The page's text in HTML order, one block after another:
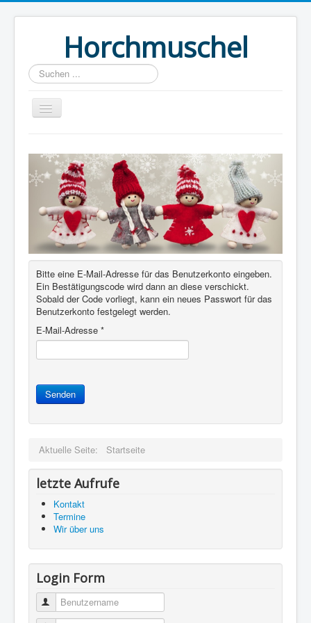
Horchmuschel
Suchen
...
Termine
Kontakt
Bitte eine E-Mail-Adresse für das Benutzerkonto eingeben.
Ein Bestätigungscode wird dann an diese verschickt.
Sobald der Code vorliegt, kann ein neues Passwort für das
Benutzerkonto festgelegt werden.
E-Mail-Adresse *
Senden
Aktuelle Seite: Startseite
letzte Aufrufe
Kontakt
Termine
Wir über uns
Login Form
Benutzername